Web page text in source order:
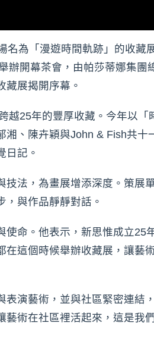
名為「漫遊時間軌跡」的收藏
辦開幕茶會，由帕莎蒂娜集團
展揭開序幕。
25年的豐厚收藏。今年以「
、陳卉穎與John & Fish共十
日記。
法，為畫展增添深度。策展
與作品靜靜對話。
命。他表示，新思惟成立25
這個時候舉辦收藏展，讓藝
演藝術，並與社區緊密連結
術在社區裡活起來，這是我